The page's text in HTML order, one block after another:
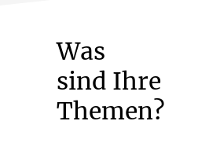
Was
sind Ihre
Themen?